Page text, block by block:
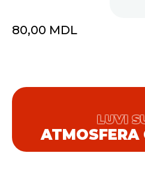
80,00 MDL
LUVI
ATMOSFERA